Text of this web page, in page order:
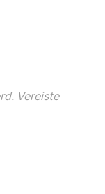
Vereiste